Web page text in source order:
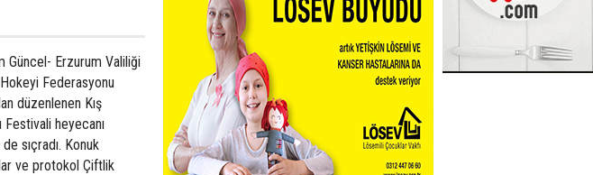
Güncel- Erzurum Valiliği
Federasyonu
düzenlenen Kış
Festivali heyecanı
sıçradı. Konuk
ve protokol Çiftlik